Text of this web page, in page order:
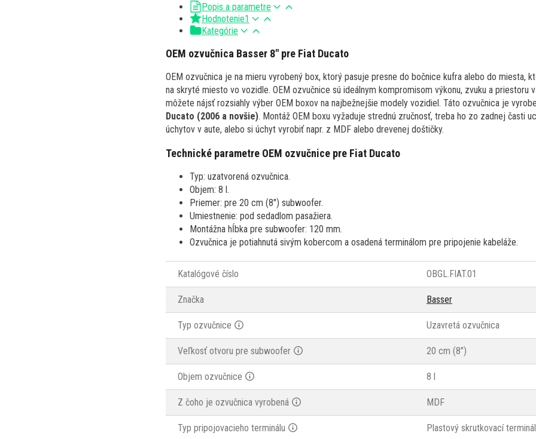
Popis a parametre
Hodnotenie1
Kategórie
OEM ozvučnica Basser 8" pre Fiat Ducato
OEM ozvučnica je na mieru vyrobený box, ktorý pasuje presne do bočnice kufra alebo do miesta,
na skryté miesto vo vozidle. OEM ozvučnice sú ideálnym kompromisom výkonu, zvuku a priestoru
môžete nájsť rozsiahly výber OEM boxov na najbežnejšie modely vozidiel. Táto ozvučnica je
Ducato (2006 a novšie). Montáž OEM boxu vyžaduje strednú zručnosť, treba ho zo zadnej časti
úchytov v aute, alebo si úchyt vyrobiť napr. z MDF alebo drevenej doštičky.
Technické parametre OEM ozvučnice pre Fiat Ducato
Typ: uzatvorená ozvučnica.
Objem: 8 l.
Priemer: pre 20 cm (8") subwoofer.
Umiestnenie: pod sedadlom pasažiera.
Montážna hĺbka pre subwoofer: 120 mm.
Ozvučnica je potiahnutá sivým kobercom a osadená terminálom pre pripojenie kabeláže.
Katalógové číslo OBGL.FIAT.01
Značka Basser
Typ ozvučnice Uzavretá ozvučnica
Veľkosť otvoru pre subwoofer 20 cm (8")
Objem ozvučnice 8 l
Z čoho je ozvučnica vyrobená MDF
Typ pripojovacieho terminálu Plastový skrutkovací terminál